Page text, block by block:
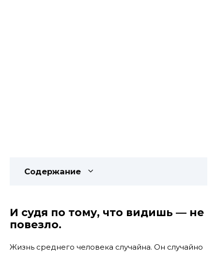
Содержание
И судя по тому, что видишь — не
повезло.
Жизнь среднего человека случайна. Он случайно